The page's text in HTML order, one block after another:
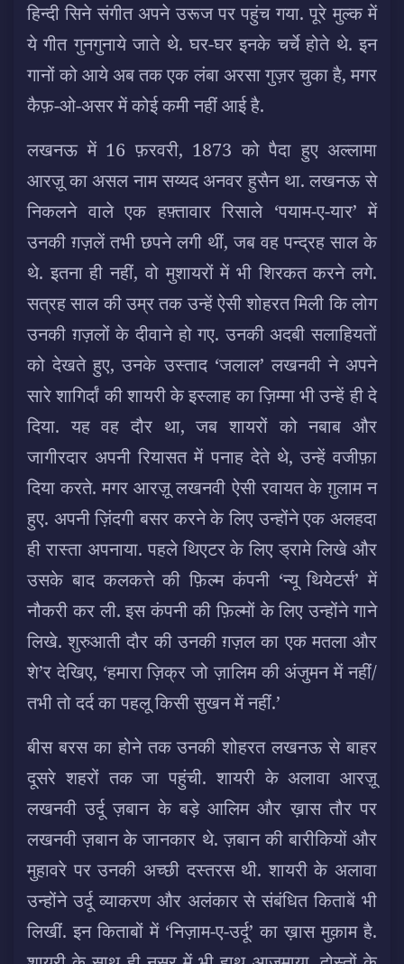
हिन्दी सिने संगीत अपने उरूज पर पहुंच गया. पूरे मुल्क में
ये गीत गुनगुनाये जाते थे. घर-घर इनके चर्चे होते थे. इन
गानों को आये अब तक एक लंबा अरसा गुज़र चुका है, मगर
कैफ़-ओ-असर में कोई कमी नहीं आई है.
लखनऊ में 16 फ़रवरी, 1873 को पैदा हुए अल्लामा
आरज़ू का असल नाम सय्यद अनवर हुसैन था. लखनऊ से
निकलने वाले एक हफ़्तावार रिसाले ‘पयाम-ए-यार’ में
उनकी ग़ज़लें तभी छपने लगी थीं, जब वह पन्द्रह साल के
थे. इतना ही नहीं, वो मुशायरों में भी शिरकत करने लगे.
सत्रह साल की उम्र तक उन्हें ऐसी शोहरत मिली कि लोग
उनकी ग़ज़लों के दीवाने हो गए. उनकी अदबी सलाहियतों
को देखते हुए, उनके उस्ताद ‘जलाल’ लखनवी ने अपने
सारे शागिर्दां की शायरी के इस्लाह का ज़िम्मा भी उन्हें ही दे
दिया. यह वह दौर था, जब शायरों को नबाब और
जागीरदार अपनी रियासत में पनाह देते थे, उन्हें वजीफ़ा
दिया करते. मगर आरज़ू लखनवी ऐसी रवायत के ग़ुलाम न
हुए. अपनी ज़िंदगी बसर करने के लिए उन्होंने एक अलहदा
ही रास्ता अपनाया. पहले थिएटर के लिए ड्रामे लिखे और
उसके बाद कलकत्ते की फ़िल्म कंपनी ‘न्यू थियेटर्स’ में
नौकरी कर ली. इस कंपनी की फ़िल्मों के लिए उन्होंने गाने
लिखे. शुरुआती दौर की उनकी ग़ज़ल का एक मतला और
शे’र देखिए, ‘हमारा ज़िक्र जो ज़ालिम की अंजुमन में नहीं/
तभी तो दर्द का पहलू किसी सुखन में नहीं.’
बीस बरस का होने तक उनकी शोहरत लखनऊ से बाहर
दूसरे शहरों तक जा पहुंची. शायरी के अलावा आरज़ू
लखनवी उर्दू ज़बान के बड़े आलिम और ख़ास तौर पर
लखनवी ज़बान के जानकार थे. ज़बान की बारीकियों और
मुहावरे पर उनकी अच्छी दस्तरस थी. शायरी के अलावा
उन्होंने उर्दू व्याकरण और अलंकार से संबंधित किताबें भी
लिखीं. इन किताबों में ‘निज़ाम-ए-उर्दू’ का ख़ास मुक़ाम है.